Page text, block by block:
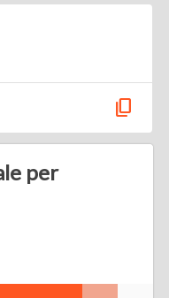
content_copy
per